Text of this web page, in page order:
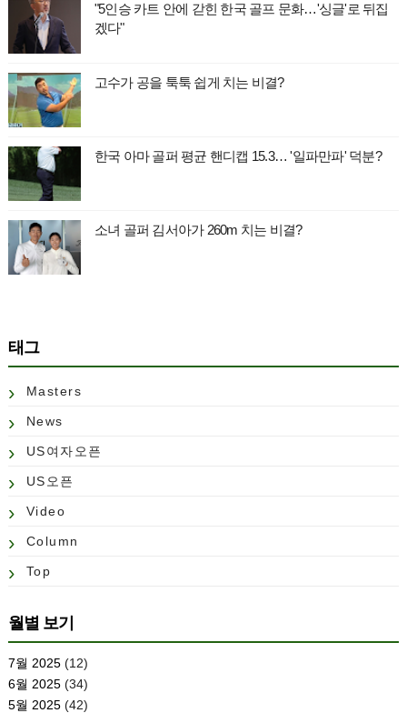
"5인승 카트 안에 갇힌 한국 골프 문화…'싱글'로 뒤집
겠다"
고수가 공을 툭툭 쉽게 치는 비결?
한국 아마 골퍼 평균 핸디캡 15.3… '일파만파' 덕분?
소녀 골퍼 김서아가 260m 치는 비결?
태그
Masters
News
US여자오픈
US오픈
Video
Column
Top
월별 보기
7월 2025(12)
6월 2025(34)
5월 2025(42)